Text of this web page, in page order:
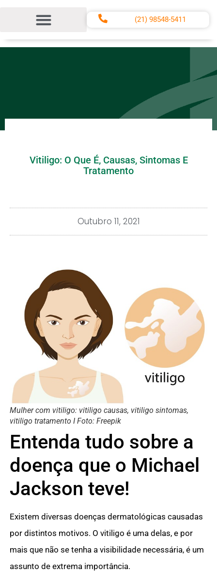
(21) 98548-5411
Vitiligo: O Que É, Causas, Sintomas E
Tratamento
Outubro 11, 2021
Mulher com vitiligo: vitiligo causas, vitiligo sintomas,
vitiligo tratamento I Foto: Freepik
Entenda tudo sobre a
doença que o Michael
Jackson teve!
Existem diversas doenças dermatológicas causadas
por distintos motivos. O vitiligo é uma delas, e por
mais que não se tenha a visibilidade necessária, é um
assunto de extrema importância.